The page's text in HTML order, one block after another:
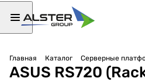
Главная Каталог Серверные
ASUS RS720